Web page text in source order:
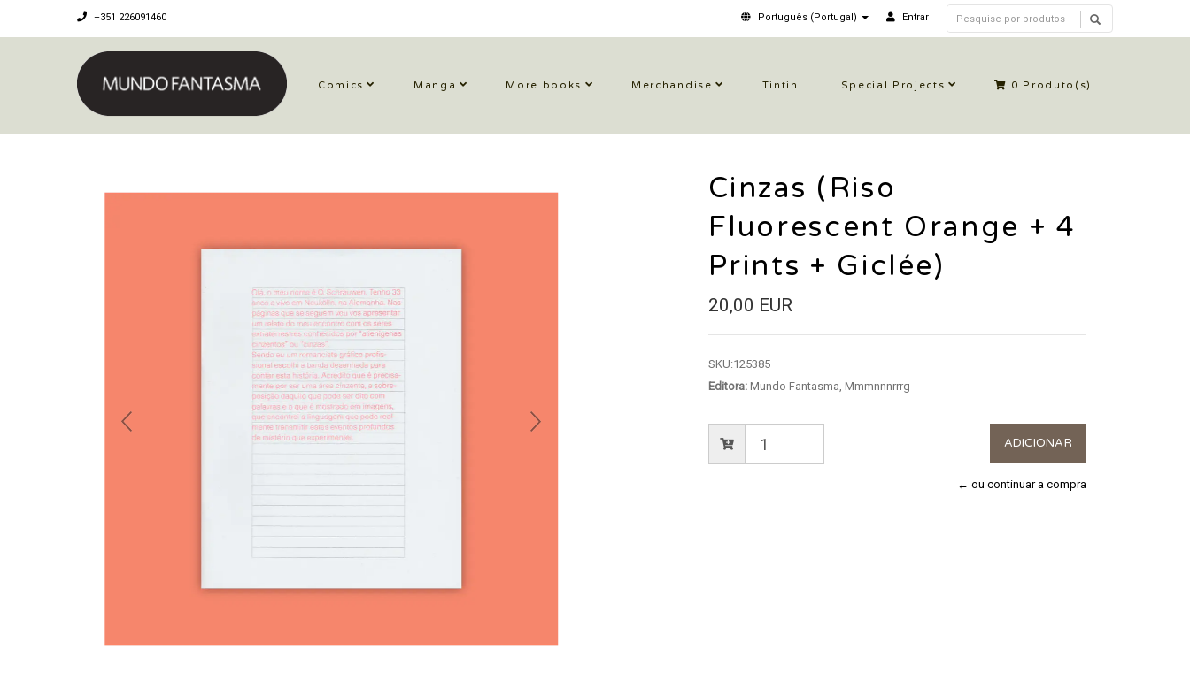
+351 226091460 Português (Portugal) Entrar
Comics Manga More books Merchandise Tintin Special Projects 0 Produto(s)
Cinzas (Riso
Fluorescent Orange + 4
Prints + Giclée)
20,00 EUR
SKU:125385
Editora:Mundo Fantasma, Mmmnnnrrrg
← ou continuar a compra